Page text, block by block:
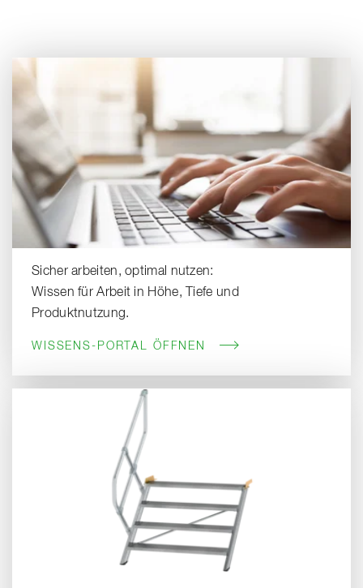
Sicher arbeiten, optimal nutzen:
Wissen für Arbeit in Höhe, Tiefe und
Produktnutzung.
WISSENS-PORTAL ÖFFNEN